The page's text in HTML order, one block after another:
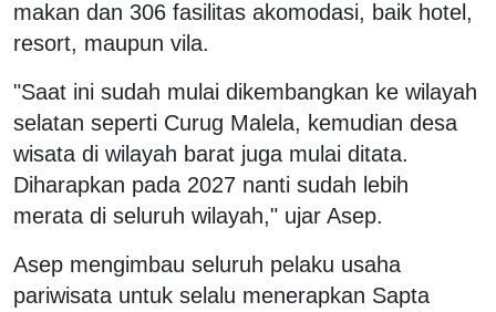
makan dan 306 fasilitas akomodasi, baik hotel,
resort, maupun vila.
"Saat ini sudah mulai dikembangkan ke wilayah
selatan seperti Curug Malela, kemudian desa
wisata di wilayah barat juga mulai ditata.
Diharapkan pada 2027 nanti sudah lebih
merata di seluruh wilayah," ujar Asep.
Asep mengimbau seluruh pelaku usaha
pariwisata untuk selalu menerapkan Sapta